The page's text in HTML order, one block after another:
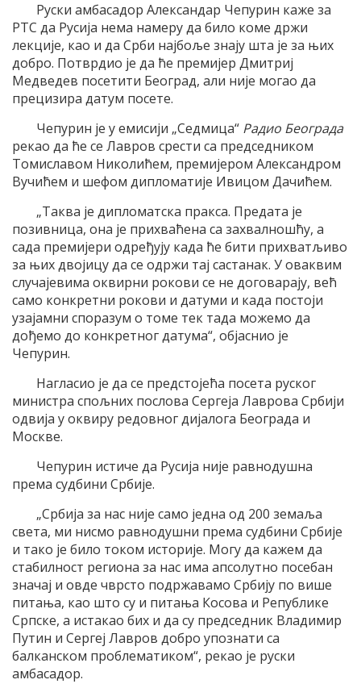
Руски амбасадор Александар Чепурин каже за
РТС да Русија нема намеру да било коме држи
лекције, као и да Срби најбоље знају шта је за њих
добро. Потврдио је да ће премијер Дмитриј
Медведев посетити Београд, али није могао да
прецизира датум посете.
Чепурин је у емисији „Седмица“ Радио Београда
рекао да ће се Лавров срести са председником
Томиславом Николићем, премијером Александром
Вучићем и шефом дипломатије Ивицом Дачићем.
„Таква је дипломатска пракса. Предата је
позивница, она је прихваћена са захвалношћу, а
сада премијери одређују када ће бити прихватљиво
за њих двојицу да се одржи тај састанак. У оваквим
случајевима оквирни рокови се не договарају, већ
само конкретни рокови и датуми и када постоји
узајамни споразум о томе тек тада можемо да
дођемо до конкретног датума“, објаснио је
Чепурин.
Нагласио је да се предстојећа посета руског
министра спољних послова Сергеја Лаврова Србији
одвија у оквиру редовног дијалога Београда и
Москве.
Чепурин истиче да Русија није равнодушна
према судбини Србије.
„Србија за нас није само једна од 200 земаља
света, ми нисмо равнодушни према судбини Србије
и тако је било током историје. Могу да кажем да
стабилност региона за нас има апсолутно посебан
значај и овде чврсто подржавамо Србију по више
питања, као што су и питања Косова и Републике
Српске, а истакао бих и да су председник Владимир
Путин и Сергеј Лавров добро упознати са
балканском проблематиком“, рекао је руски
амбасадор.